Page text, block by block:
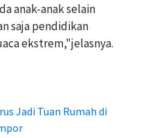
anak-anak selain
saja pendidikan
ekstrem,"jelasnya.
Jadi Tuan Rumah di